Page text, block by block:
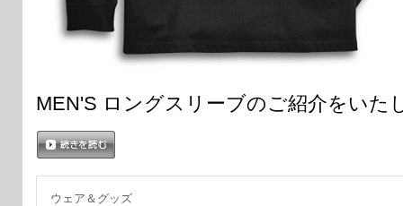
MEN'S ロングスリーブのご紹介をいた
ウェア＆グッズ